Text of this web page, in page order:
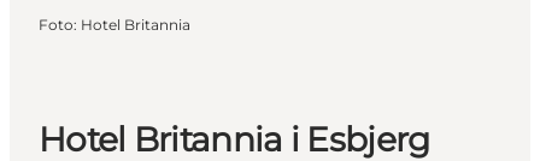
Foto: Hotel Britannia
Hotel Britannia i Esbjerg